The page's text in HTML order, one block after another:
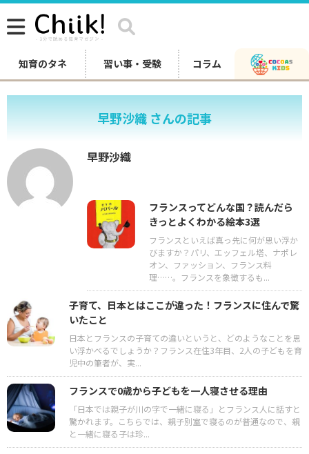
知育のタネ 習い事・受験 コラム
早野沙織 さんの記事
早野沙織
フランスってどんな国？読んだら
きっとよくわかる絵本3選
フランスといえば真っ先に何が思い浮か
びますか？パリ、エッフェル塔、ナポレ
オン、ファッション、フランス料
理……。フランスを象徴するも...
子育て、日本とはここが違った！フランスに住んで驚
いたこと
日本とフランスの子育ての違いというと、どのようなことを思
い浮かべるでしょうか？フランス在住3年目、2人の子どもを育
児中の筆者が、実...
フランスで0歳から子どもを一人寝させる理由
「日本では親子が川の字で一緒に寝る」とフランス人に話すと
驚かれます。こちらでは、親子別室で寝るのが普通なので、親
と一緒に寝る子は珍...